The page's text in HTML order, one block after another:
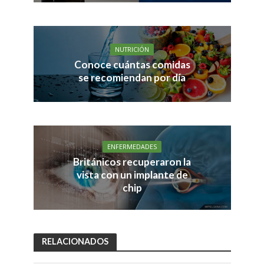
NUTRICIÓN
Conoce cuántas comidas
se recomiendan por día
ENFERMEDADES
Británicos recuperaron la
vista con un implante de
chip
RELACIONADOS